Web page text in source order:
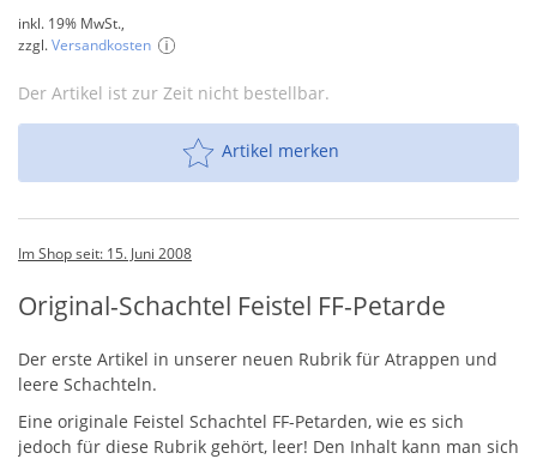
inkl. 19% MwSt.,
zzgl.Versandkosten
Der Artikel ist zur Zeit nicht bestellbar.
Artikel merken
Im Shop seit: 15. Juni 2008
Original-Schachtel Feistel FF-Petarde
Der erste Artikel in unserer neuen Rubrik für Atrappen und
leere Schachteln.
Eine originale Feistel Schachtel FF-Petarden, wie es sich
jedoch für diese Rubrik gehört, leer! Den Inhalt kann man sich